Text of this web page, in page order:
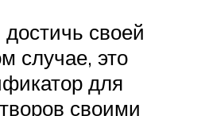
своей
случае, это
для
своими